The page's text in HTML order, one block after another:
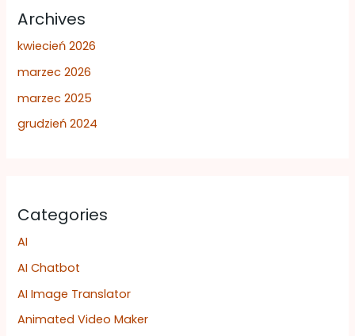
Archives
kwiecień 2026
marzec 2026
marzec 2025
grudzień 2024
Categories
AI
AI Chatbot
AI Image Translator
Animated Video Maker